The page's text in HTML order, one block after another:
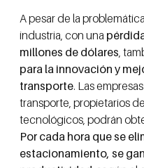
A pesar de la
industria, con una
millones de dólares,
para la innovación y
transporte. Las
transporte, propietarios
tecnológicos, podrán
Por cada hora que se
estacionamiento, se